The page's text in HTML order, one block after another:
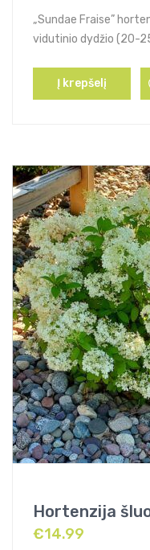
„Sundae Fraise”
vidutinio dydžio (20-
Į krepšelį
€14.99